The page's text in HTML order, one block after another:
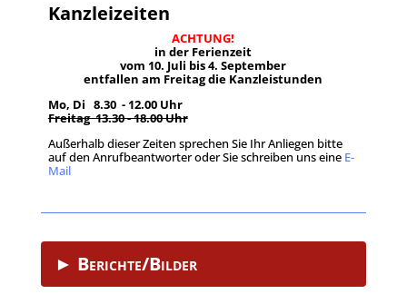
Kanzleizeiten
ACHTUNG!
in der Ferienzeit
vom 10. Juli bis 4. September
entfallen am Freitag die Kanzleistunden
Mo, Di 8.30 - 12.00 Uhr
Freitag 13.30 - 18.00 Uhr
Außerhalb dieser Zeiten sprechen Sie Ihr Anliegen bitte
auf den Anrufbeantworter oder Sie schreiben uns eine E-
Mail.
► Berichte/Bilder